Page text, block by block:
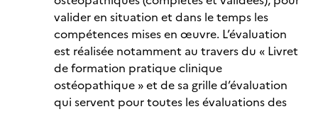
valider en situation et dans le temps les
compétences mises en œuvre. L’évaluation
est réalisée notamment au travers du « Livret
de formation pratique clinique
ostéopathique » et de sa grille d’évaluation
qui servent pour toutes les évaluations des